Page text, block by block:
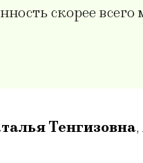
скорее всего
Тенгизовна,